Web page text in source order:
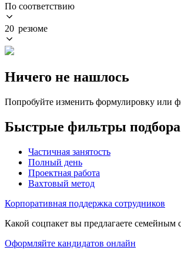
По соответствию
20 резюме
Ничего не нашлось
Попробуйте изменить формулировку или
Быстрые фильтры
Частичная занятость
Полный день
Проектная работа
Вахтовый метод
Корпоративная поддержка сотрудников
Какой соцпакет вы предлагаете семейным
Оформляйте кандидатов онлайн